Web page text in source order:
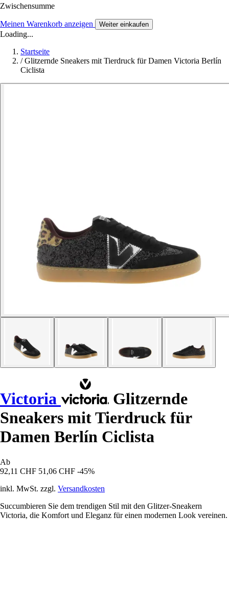
Zwischensumme
Meinen Warenkorb anzeigen Weiter einkaufen
Loading...
Startseite
/ Glitzernde Sneakers mit Tierdruck für Damen Victoria Berlín
Ciclista
Victoria
Glitzernde
Sneakers mit Tierdruck für
Damen Berlín Ciclista
Ab
92,11 CHF 51,06 CHF -45%
inkl. MwSt. zzgl. Versandkosten
Succumbieren Sie dem trendigen Stil mit den Glitzer-Sneakern
Victoria, die Komfort und Eleganz für einen modernen Look vereinen.